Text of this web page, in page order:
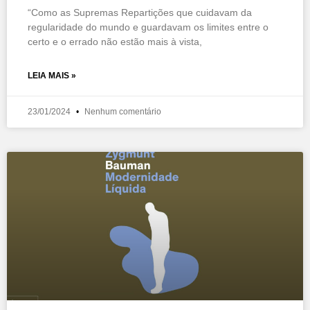
“Como as Supremas Repartições que cuidavam da
regularidade do mundo e guardavam os limites entre o
certo e o errado não estão mais à vista,
LEIA MAIS »
23/01/2024 Nenhum comentário